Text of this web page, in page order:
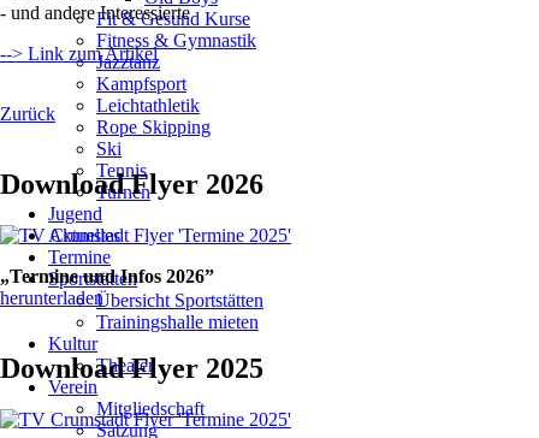
Fit & Gesund Kurse
Fitness & Gymnastik
Jazztanz
Kampfsport
Leichtathletik
Rope Skipping
Ski
Tennis
Turnen
Jugend
Aktuelles
Termine
Sportstätten
Übersicht Sportstätten
Trainingshalle mieten
Kultur
Theater
Verein
Mitgliedschaft
Satzung
- und andere Interessierte
--> Link zum Artikel
Zurück
Download Flyer 2026
„Termine und Infos 2026”
herunterladen
Download Flyer 2025